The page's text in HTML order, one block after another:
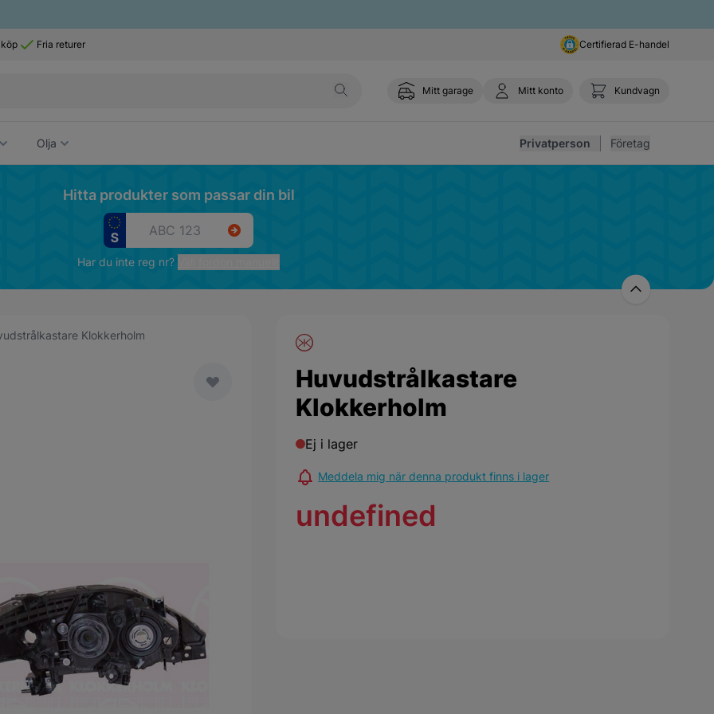
Fria returer Certifierad E-handel
Mitt garage Mitt konto Kundvagn
Olja Privatperson Företag
Hitta produkter som passar din bil
Har du inte reg nr?
Klokkerholm
Huvudstrålkastare
Klokkerholm
Ej i lager
Meddela mig när denna produkt finns i lager
undefined